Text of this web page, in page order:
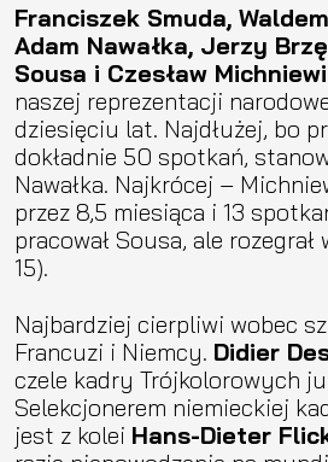
Franciszek Smuda,
Adam Nawałka, Jerzy
Sousa i Czesław
naszej reprezentacji
dziesięciu lat. Najdłużej, bo
dokładnie 50 spotkań,
Nawałka. Najkrócej –
przez 8,5 miesiąca i 13
pracował Sousa, ale
15).
Najbardziej cierpliwi wobec
Francuzi i Niemcy. Didier
czele kadry Trójkolorowych
Selekcjonerem niemieckiej
jest z kolei Hans-Dieter